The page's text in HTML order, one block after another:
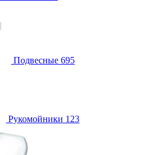
Подвесные 695
Рукомойники 123